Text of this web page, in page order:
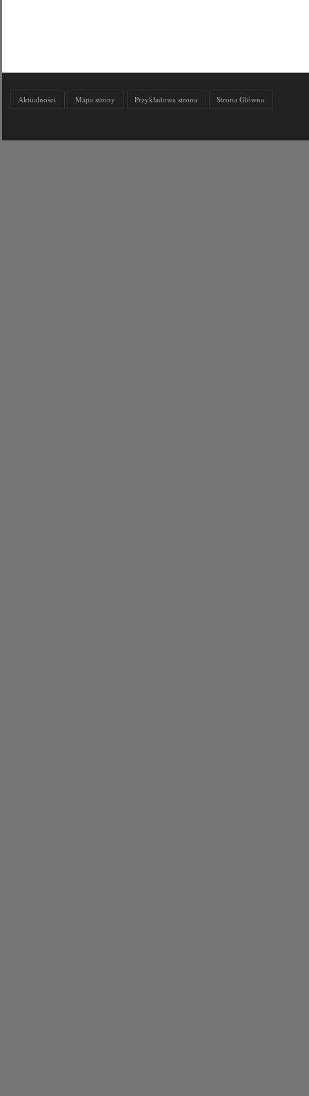
Aktualności Mapa strony Przykładowa strona Strona Główna